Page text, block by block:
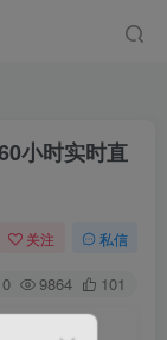
小时实时直
关注 私信
0 9864 101